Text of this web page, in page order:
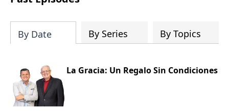
By Date By Series By Topics
La Gracia: Un Regalo Sin Condiciones